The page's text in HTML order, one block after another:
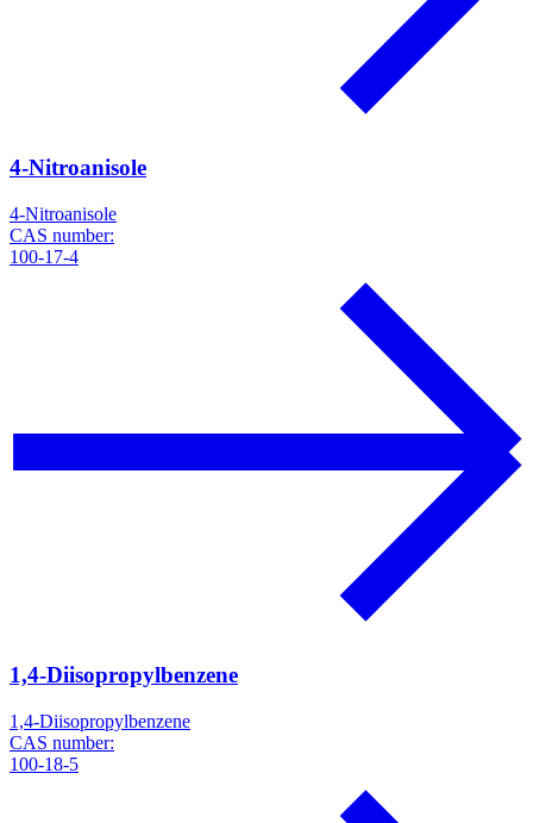
4-Nitroanisole
4-Nitroanisole
CAS number:
100-17-4
1,4-Diisopropylbenzene
1,4-Diisopropylbenzene
CAS number:
100-18-5